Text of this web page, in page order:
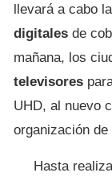
llevará a cabo la
digitales de
mañana, los
televisores
UHD, al nuevo
organización
Hasta